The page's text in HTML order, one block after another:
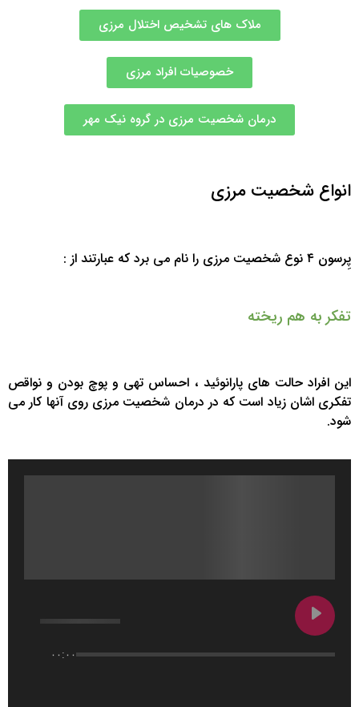
ملاک های تشخیص اختلال مرزی
خصوصیات افراد مرزی
درمان شخصیت مرزی در گروه نیک مهر
انواع شخصیت مرزی
پِرسون ۴ نوع شخصیت مرزی را نام می برد که عبارتند از :
تفکر به هم ریخته
این افراد حالت های پارانوئید ، احساس تهی و پوچ بودن و نواقص
تفکری اشان زیاد است که در درمان شخصیت مرزی روی آنها کار می
شود.
۰۰:۰۰